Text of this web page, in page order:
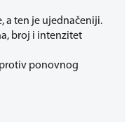
a ten je ujednačeniji.
broj i intenzitet
ponovnog